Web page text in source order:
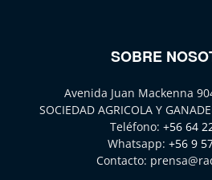
SOBRE
Avenida Juan Mackenna
SOCIEDAD AGRICOLA Y
Teléfono: +56 64
Whatsapp: +56 9
Contacto: